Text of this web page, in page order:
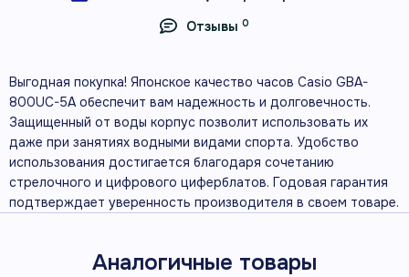
Отзывы 0
Выгодная покупка! Японское качество часов Casio GBA-
800UC-5A обеспечит вам надежность и долговечность.
Защищенный от воды корпус позволит использовать их
даже при занятиях водными видами спорта. Удобство
использования достигается благодаря сочетанию
стрелочного и цифрового циферблатов. Годовая гарантия
подтверждает уверенность производителя в своем товаре.
Аналогичные товары